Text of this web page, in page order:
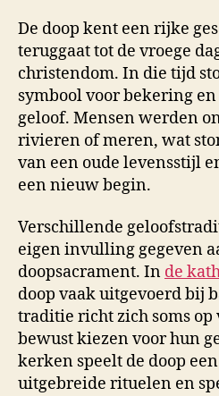
De doop kent een rijke
teruggaat tot de vroege
christendom. In die tijd
symbool voor bekering
geloof. Mensen werden
rivieren of meren, wat
van een oude levensstijl
een nieuw begin.
Verschillende
eigen invulling gegeven
doopsacrament. In de
doop vaak uitgevoerd bij
traditie richt zich soms op
bewust kiezen voor hun
kerken speelt de doop
uitgebreide rituelen en